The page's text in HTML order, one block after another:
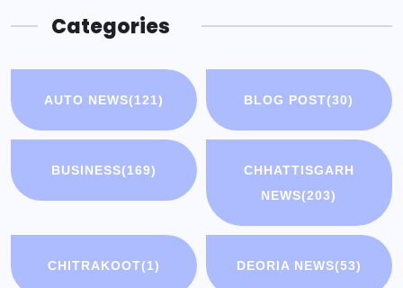
Categories
AUTO NEWS(121) BLOG POST(30)
BUSINESS(169)
CHHATTISGARH
NEWS(203)
CHITRAKOOT(1) DEORIA NEWS(53)